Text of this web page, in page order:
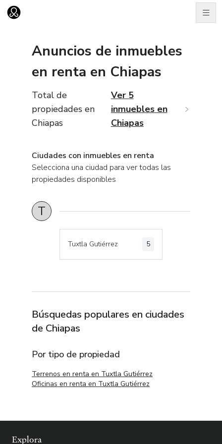
Ir al home
Anuncios de inmuebles
en renta en Chiapas
Total de
propiedades en
Chiapas
Ver 5
inmuebles en
Chiapas
Ciudades con inmuebles en renta
Selecciona una ciudad para ver todas las
propiedades disponibles
T
Tuxtla Gutiérrez 5
Búsquedas populares en ciudades
de Chiapas
Por tipo de propiedad
Terrenos en renta en Tuxtla Gutiérrez
Oficinas en renta en Tuxtla Gutiérrez
Explora